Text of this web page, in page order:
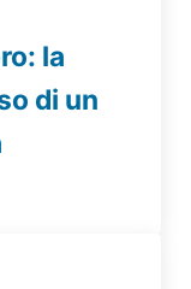
la
di un